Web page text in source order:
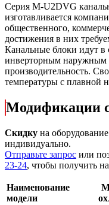
Серия M-U2DVG
изготавливается
общественного,
достижения в них
Канальные блоки идут в
инверторным
производительность.
температуры с плавной
Модификации
Скидку на
индивидуально.
Отправьте запрос или
23-24, чтобы получить
Наименование
модели